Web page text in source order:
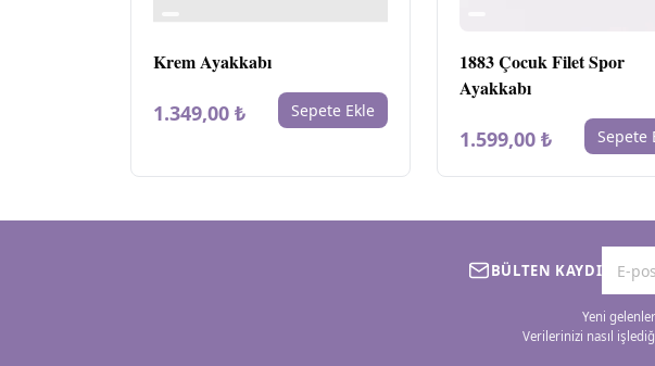
Krem Ayakkabı
1.349,00 ₺ Sepete Ekle
1883 Çocuk Filet Spor
Ayakkabı
1.599,00 ₺ Sepete
BÜLTEN KAYDI
Yeni
Verilerinizi nasıl